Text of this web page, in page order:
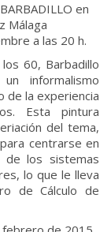
en
Málaga
a las 20 h.
60, Barbadillo
informalismo
de la experiencia
Esta pintura
del tema,
centrarse en
de los sistemas
lo que le lleva
de Cálculo de